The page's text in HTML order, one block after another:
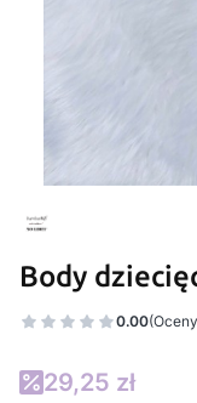
Body
0.00
29,25 zł